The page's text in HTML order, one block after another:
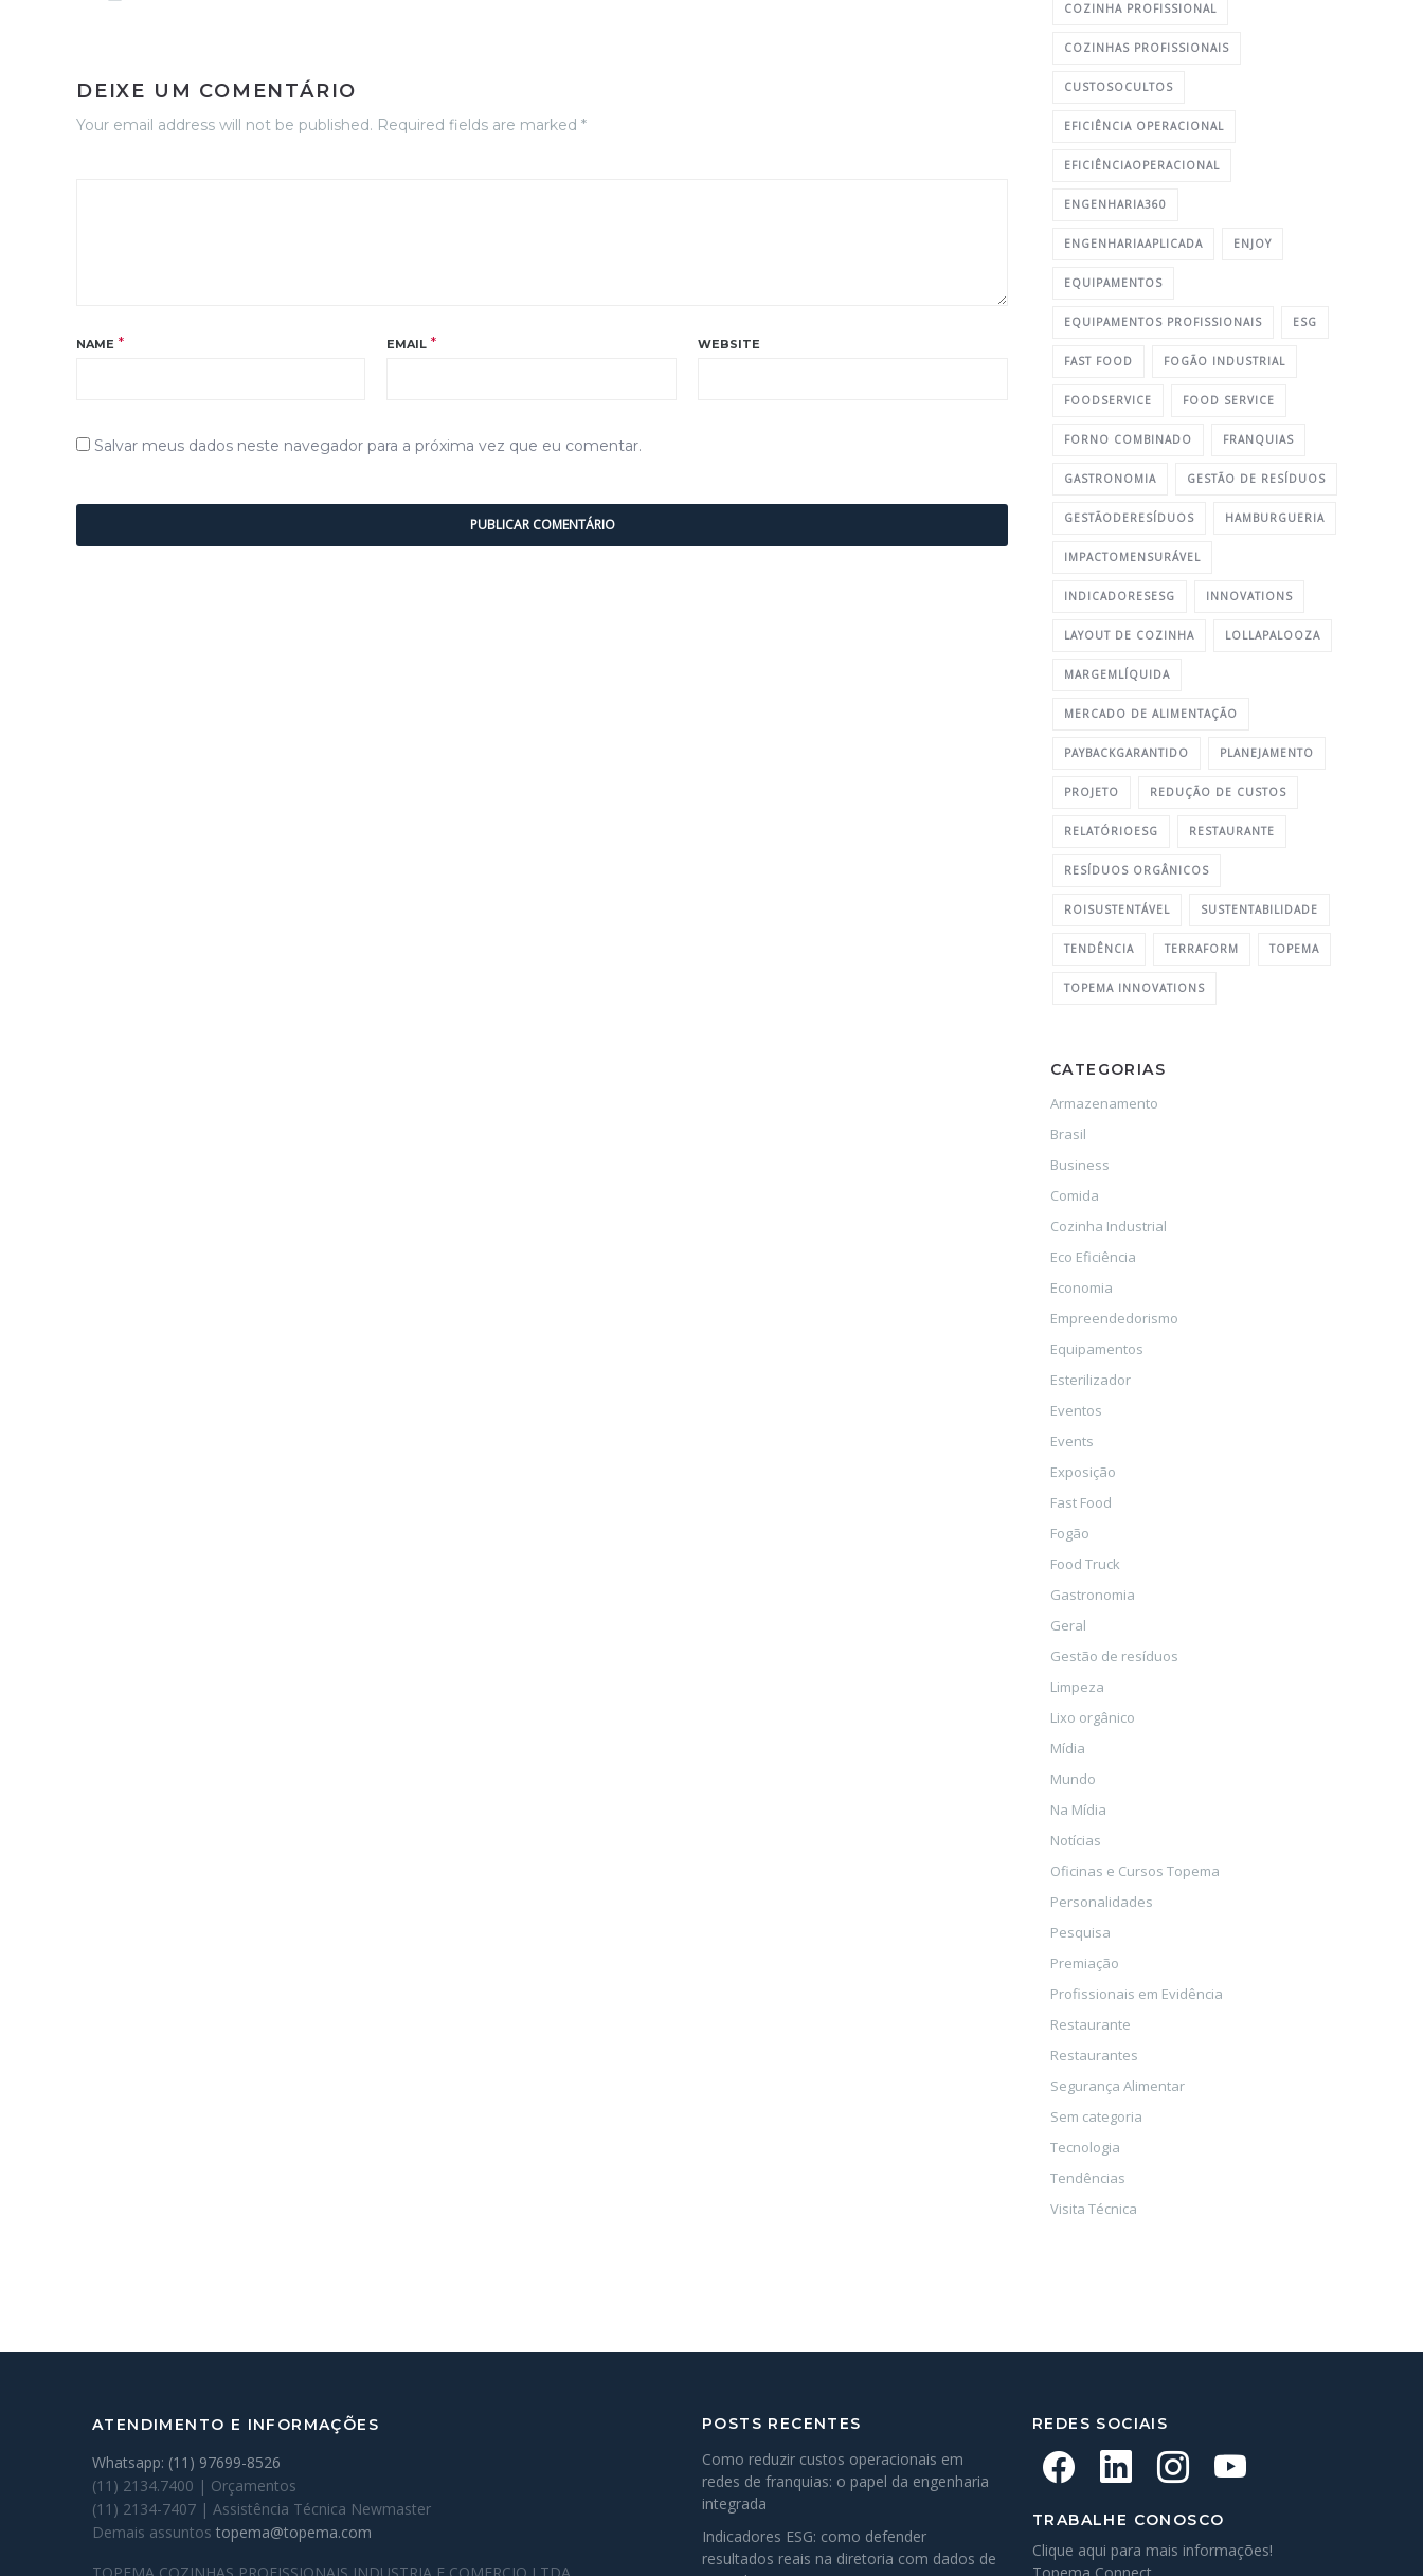
DEIXE UM COMENTÁRIO
Your email address will not be published. Required fields are marked *
NAME * EMAIL * WEBSITE
Salvar meus dados neste navegador para a próxima vez que eu comentar.
COZINHA PROFISSIONAL
COZINHAS PROFISSIONAIS
CUSTOSOCULTOS
EFICIÊNCIA OPERACIONAL
EFICIÊNCIAOPERACIONAL
ENGENHARIA360
ENGENHARIAAPLICADA ENJOY
EQUIPAMENTOS
EQUIPAMENTOS PROFISSIONAIS ESG
FAST FOOD FOGÃO INDUSTRIAL
FOODSERVICE FOOD SERVICE
FORNO COMBINADO FRANQUIAS
GASTRONOMIA GESTÃO DE RESÍDUOS
GESTÃODERESÍDUOS HAMBURGUERIA
IMPACTOMENSURÁVEL
INDICADORESESG INNOVATIONS
LAYOUT DE COZINHA LOLLAPALOOZA
MARGEMLÍQUIDA
MERCADO DE ALIMENTAÇÃO
PAYBACKGARANTIDO PLANEJAMENTO
PROJETO REDUÇÃO DE CUSTOS
RELATÓRIOESG RESTAURANTE
RESÍDUOS ORGÂNICOS
ROISUSTENTÁVEL SUSTENTABILIDADE
TENDÊNCIA TERRAFORM TOPEMA
TOPEMA INNOVATIONS
CATEGORIAS
Armazenamento
Brasil
Business
Comida
Cozinha Industrial
Eco Eficiência
Economia
Empreendedorismo
Equipamentos
Esterilizador
Eventos
Events
Exposição
Fast Food
Fogão
Food Truck
Gastronomia
Geral
Gestão de resíduos
Limpeza
Lixo orgânico
Mídia
Mundo
Na Mídia
Notícias
Oficinas e Cursos Topema
Personalidades
Pesquisa
Premiação
Profissionais em Evidência
Restaurante
Restaurantes
Segurança Alimentar
Sem categoria
Tecnologia
Tendências
Visita Técnica
ATENDIMENTO E INFORMAÇÕES
Whatsapp: (11) 97699-8526
(11) 2134.7400 | Orçamentos
(11) 2134-7407 | Assistência Técnica Newmaster
Demais assuntos topema@topema.com
POSTS RECENTES
Como reduzir custos operacionais em
redes de franquias: o papel da engenharia
integrada
Indicadores ESG: como defender
resultados reais na diretoria com dados de
REDES SOCIAIS
TRABALHE CONOSCO
Clique aqui para mais informações!